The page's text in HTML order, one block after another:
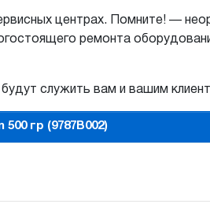
центрах. Помните! —
ремонта
служить вам и вашим
500 гр (9787B002)